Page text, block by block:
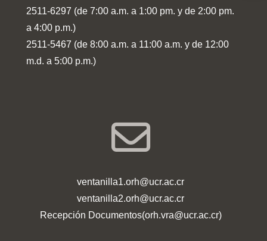
2511-6297 (de 7:00 a.m. a 1:00 pm. y de 2:00 pm.
a 4:00 p.m.)
2511-5467 (de 8:00 a.m. a 11:00 a.m. y de 12:00
m.d. a 5:00 p.m.)
ventanilla1.orh@ucr.ac.cr
ventanilla2.orh@ucr.ac.cr
Recepción Documentos(orh.vra@ucr.ac.cr)